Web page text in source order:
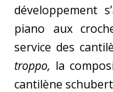
développement
piano aux
service des
troppo, la
cantilène